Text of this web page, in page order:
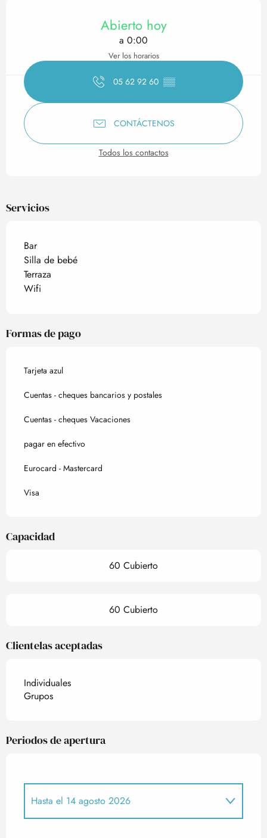
Horarios y datos de
Abierto hoy
a 0:00
Ver los horarios
05 62 92 60 ▒▒
CONTÁCTENOS
Todos los contactos
Servicios
Bar
Silla de bebé
Terraza
Wifi
Formas de pago
Tarjeta azul
Cuentas - cheques bancarios y postales
Cuentas - cheques Vacaciones
pagar en efectivo
Eurocard - Mastercard
Visa
Capacidad
60 Cubierto
60 Cubierto
Clientelas aceptadas
Individuales
Grupos
Periodos de apertura
Hasta el 14 agosto 2026